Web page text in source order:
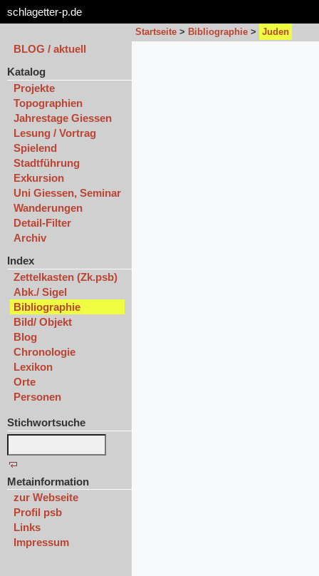
schlagetter-p.de
Startseite > Bibliographie > Juden
BLOG / aktuell
Katalog
Projekte
Topographien
Jahrestage Giessen
Lesung / Vortrag
Spielend
Stadtführung
Exkursion
Uni Giessen, Seminar
Wanderungen
Detail-Filter
Archiv
Index
Zettelkasten (Zk.psb)
Abk./ Sigel
Bibliographie
Bild/ Objekt
Blog
Chronologie
Lexikon
Orte
Personen
Stichwortsuche
Metainformation
zur Webseite
Profil psb
Links
Impressum